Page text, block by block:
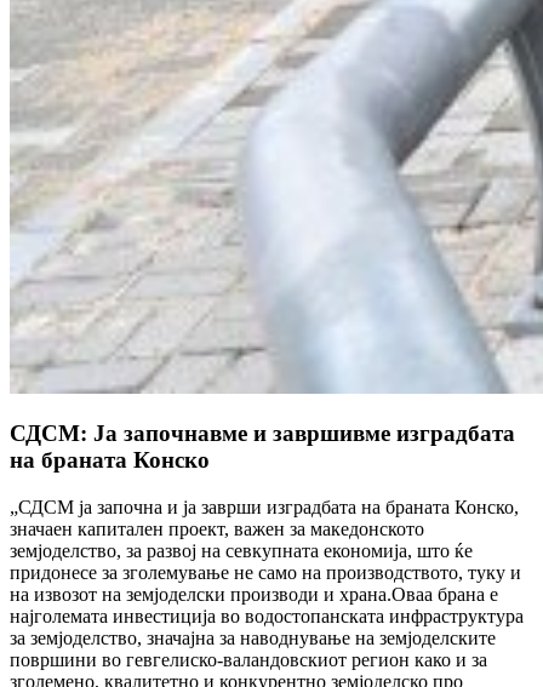
СДСМ: Ја започнавме и завршивме изградбата
на браната Конско
„СДСМ ја започна и ја заврши изградбата на браната Конско,
значаен капитален проект, важен за македонското
земјоделство, за развој на севкупната економија, што ќе
придонесе за зголемување не само на производството, туку и
на извозот на земјоделски производи и храна.Оваа брана е
најголемата инвестиција во водостопанската инфраструктура
за земјоделство, значајна за наводнување на земјоделските
површини во гевгелиско-валандовскиот регион како и за
зголемено, квалитетно и конкурентно земјоделско про